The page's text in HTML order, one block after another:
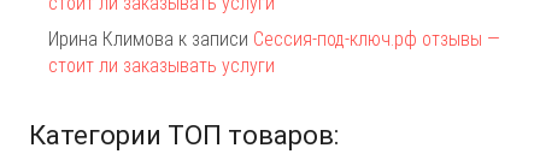
Ирина Климова к записи Сессия-под-ключ.рф отзывы —
стоит ли заказывать услуги
Категории ТОП товаров: